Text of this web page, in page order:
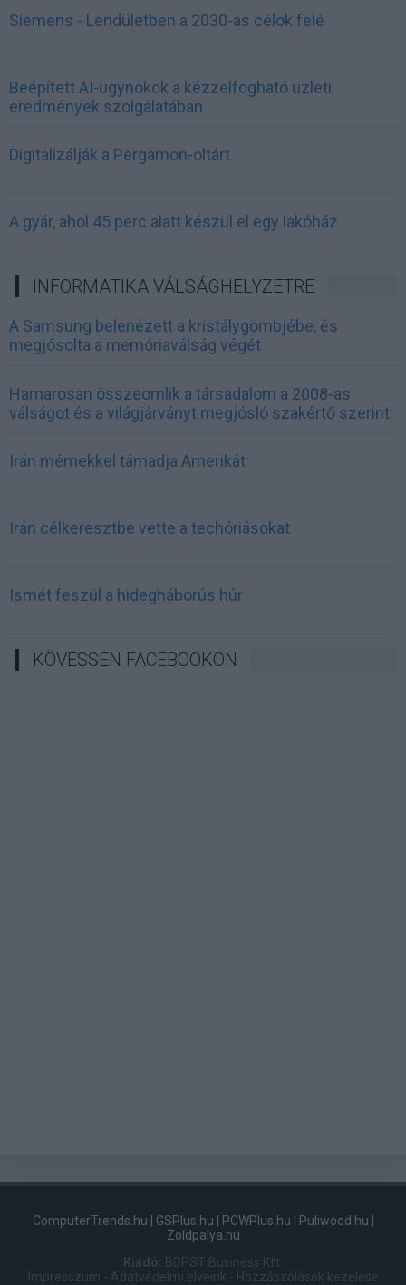
Siemens - Lendületben a 2030-as célok felé
Beépített AI-ügynökök a kézzelfogható üzleti
eredmények szolgálatában
Digitalizálják a Pergamon-oltárt
A gyár, ahol 45 perc alatt készül el egy lakóház
INFORMATIKA VÁLSÁGHELYZETRE
A Samsung belenézett a kristálygömbjébe, és
megjósolta a memóriaválság végét
Hamarosan összeomlik a társadalom a 2008-as
válságot és a világjárványt megjósló szakértő szerint
Irán mémekkel támadja Amerikát
Irán célkeresztbe vette a techóriásokat
Ismét feszül a hidegháborús húr
KÖVESSEN FACEBOOKON
ComputerTrends.hu GSPlus.hu PCWPlus.hu Puliwood.hu
Zoldpalya.hu
Kiadó:
BDPST Business Kft.
Impresszum - Adatvédelmi elveink - Hozzászólások kezelése